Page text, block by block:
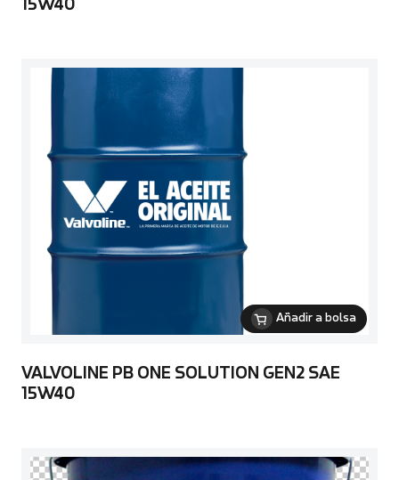
15W40
Añadir a bolsa
VALVOLINE PB ONE SOLUTION GEN2 SAE
15W40